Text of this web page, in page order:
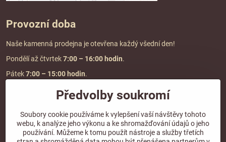
Provozní doba
Naše kamenná prodejna je otevřena každý všední den!
Pondělí až čtvrtek7:00 – 16:00 hodin.
Pátek7:00 – 15:00 hodin.
Doprava a platba
DOPRAVA ZDARMA
při objednávce nad2000 Kč vč. DPH.
Předvolby soukromí
Soubory cookie používáme k vylepšení vaší návštěvy tohoto
webu, k analýze jeho výkonu a ke shromažďování údajů o jeho
používání. Můžeme k tomu použít nástroje a služby třetích